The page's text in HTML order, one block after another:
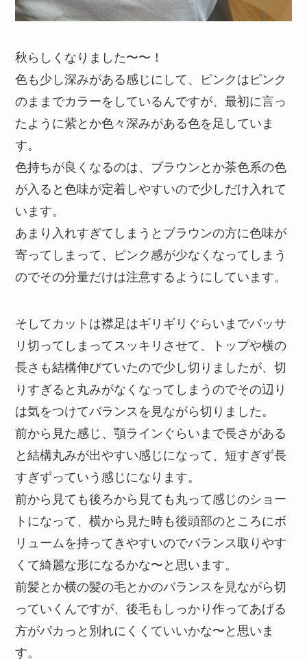
秋らしくなりました〜〜！
色も少し深みがある感じにして、ピンクはピンク
のままでカラーをしているんですが、最初に言っ
たように紫とか色々深みがある色を足していま
す。
色持ちが良くなるのは、ブラウンとか茶色系の色
が入ると色味が定着しやすいので少しだけ入れて
います。
あまり入れすぎてしまうとブラウンの方に色味が
寄ってしまって、ピンク感が少なくなってしまう
のでその分量だけは注意するようにしています。
そしてカットは襟足はギリギリぐらいまでバッサ
リ切ってしまってスッキリさせて、トップや横の
長さも結構伸びていたので少し切りましたが、切
りすぎると丸みがなくなってしまうのでその辺り
は気をつけてバランスを見ながら切りました。
前から見た感じ、顎ラインぐらいまで長さがある
と結構丸みが出やすい感じになって、短すぎず長
すぎずっていう感じになります。
前から見ても後ろから見ても丸って感じのショー
トになって、横から見た時も後頭部のところにボ
リュームを持ってきやすいのでバランス取りやす
くて綺麗な形になるかな〜と思います。
前髪とか横の髪の毛とかのバランスを見ながら切
っていくんですが、後毛もしっかり作ってあげる
方がパカっと別れにくくていいかな〜と思いま
す。